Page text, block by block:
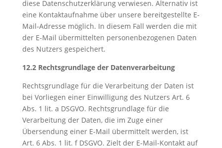
diese Datenschutzerklärung verwiesen. Alternativ ist
eine Kontaktaufnahme über unsere bereitgestellte E-
Mail-Adresse möglich. In diesem Fall werden die mit
der E-Mail übermittelten personenbezogenen Daten
des Nutzers gespeichert.
12.2 Rechtsgrundlage der Datenverarbeitung
Rechtsgrundlage für die Verarbeitung der Daten ist
bei Vorliegen einer Einwilligung des Nutzers Art. 6
Abs. 1 lit. a DSGVO. Rechtsgrundlage für die
Verarbeitung der Daten, die im Zuge einer
Übersendung einer E-Mail übermittelt werden, ist
Art. 6 Abs. 1 lit. f DSGVO. Zielt der E-Mail-Kontakt auf